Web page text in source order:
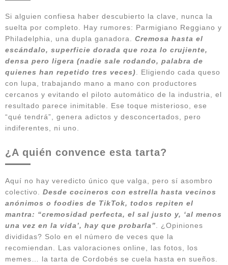
Si alguien confiesa haber descubierto la clave, nunca la
suelta por completo. Hay rumores: Parmigiano Reggiano y
Philadelphia, una dupla ganadora. Cremosa hasta el
escándalo, superficie dorada que roza lo crujiente,
densa pero ligera (nadie sale rodando, palabra de
quienes han repetido tres veces) . Eligiendo cada queso
con lupa, trabajando mano a mano con productores
cercanos y evitando el piloto automático de la industria, el
resultado parece inimitable. Ese toque misterioso, ese
“qué tendrá”, genera adictos y desconcertados, pero
indiferentes, ni uno.
¿A quién convence esta tarta?
Aquí no hay veredicto único que valga, pero sí asombro
colectivo. Desde cocineros con estrella hasta vecinos
anónimos o foodies de TikTok, todos repiten el
mantra: “cremosidad perfecta, el sal justo y, ‘al menos
una vez en la vida’, hay que probarla” . ¿Opiniones
divididas? Solo en el número de veces que la
recomiendan. Las valoraciones online, las fotos, los
memes… la tarta de Cordobés se cuela hasta en sueños.